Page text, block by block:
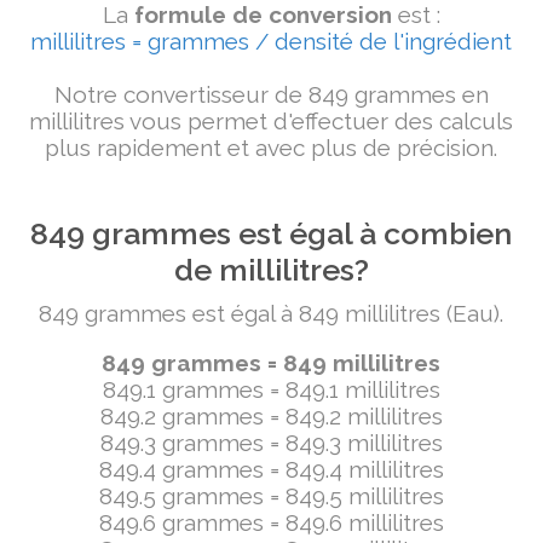
La formule de conversion est :
millilitres = grammes / densité de l'ingrédient
Notre convertisseur de 849 grammes en
millilitres vous permet d'effectuer des calculs
plus rapidement et avec plus de précision.
849 grammes est égal à combien
de millilitres?
849 grammes est égal à 849 millilitres (Eau).
849 grammes = 849 millilitres
849.1 grammes = 849.1 millilitres
849.2 grammes = 849.2 millilitres
849.3 grammes = 849.3 millilitres
849.4 grammes = 849.4 millilitres
849.5 grammes = 849.5 millilitres
849.6 grammes = 849.6 millilitres